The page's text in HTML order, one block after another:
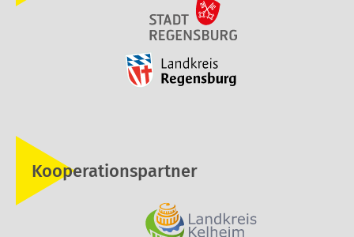
Kooperationspartner